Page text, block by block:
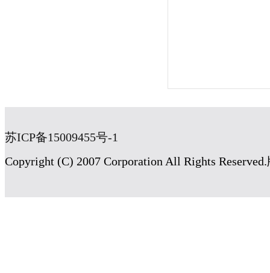
苏ICP备15009455号-1
Copyright (C) 2007 Corporation All Rights